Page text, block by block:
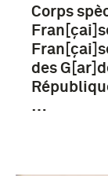
Corps
des
…